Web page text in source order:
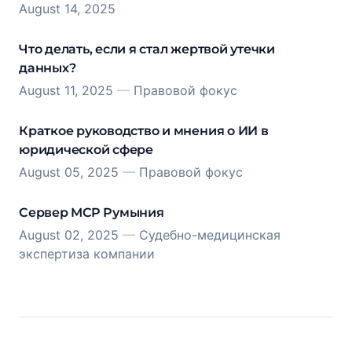
August 14, 2025
Что делать, если я стал жертвой утечки
данных?
August 11, 2025 — Правовой фокус
Краткое руководство и мнения о ИИ в
юридической сфере
August 05, 2025 — Правовой фокус
Сервер MCP Румыния
August 02, 2025 — Судебно-медицинская
экспертиза компании